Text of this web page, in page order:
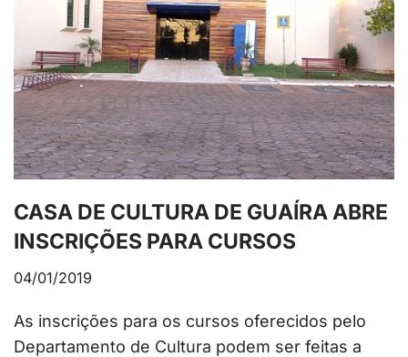
CASA DE CULTURA DE GUAÍRA ABRE
INSCRIÇÕES PARA CURSOS
04/01/2019
As inscrições para os cursos oferecidos pelo
Departamento de Cultura podem ser feitas a